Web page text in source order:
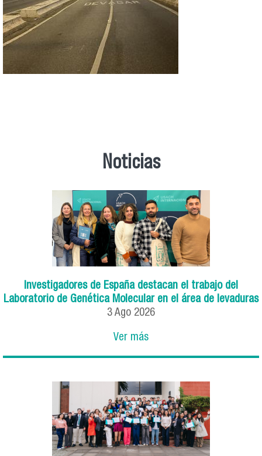
Noticias
Investigadores de España destacan el trabajo del
Laboratorio de Genética Molecular en el área de levaduras
3 Ago 2026
Ver más